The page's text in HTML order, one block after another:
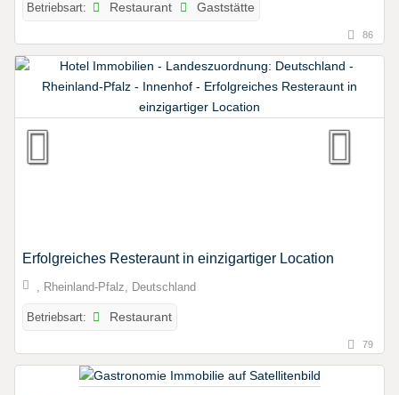
Betriebsart: Restaurant Gaststätte
86
Erfolgreiches Resteraunt in einzigartiger Location
, Rheinland-Pfalz, Deutschland
Betriebsart: Restaurant
79